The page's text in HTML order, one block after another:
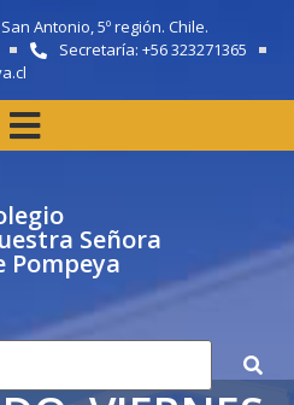
Antonio, 5º región. Chile.
Secretaría: +56 323271365
Señora
Pompeya